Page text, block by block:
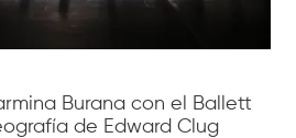
Burana con el Ballett
de Edward Clug